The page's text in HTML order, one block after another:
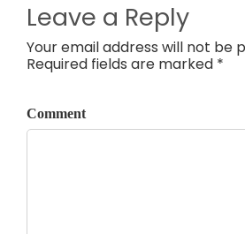
Leave a Reply
Your email address will not be
Required fields are marked *
Comment